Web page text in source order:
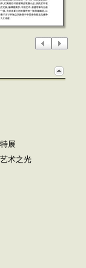
展
术之光